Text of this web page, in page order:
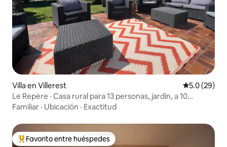
Villa en Villerest Calificación
5.0 (29)
Le Repère · Casa rural para 13 personas, jardín, a 10
minutos de Roanne
Familiar · Ubicación · Exactitud
Favorito entre huéspedes preferido
Favorito entre huéspedes